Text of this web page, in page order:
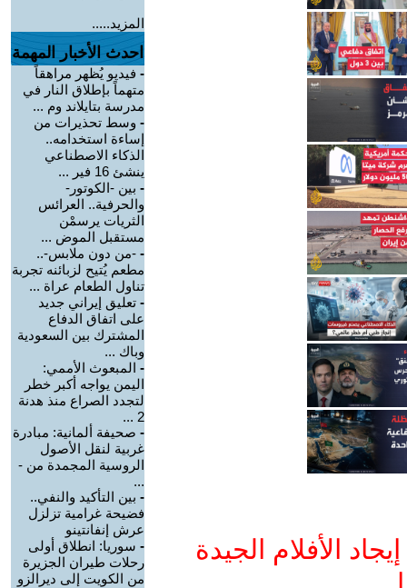
الأفلام الجيدة
المزيد.....
احدث الأخبار المهمة
- فيديو يُظهر مراهقاً
متهماً بإطلاق النار في
مدرسة بتايلاند وم ...
- وسط تحذيرات من
إساءة استخدامه..
الذكاء الاصطناعي
ينشئ 16 فير ...
- بين -الكوتور-
والحرفية.. العرائس
الثريات يرسمْن
مستقبل الموض ...
- -من دون ملابس-..
مطعم يُتيح لزبائنه تجربة
تناول الطعام عراة ...
- تعليق إيراني جديد
على اتفاق الدفاع
المشترك بين السعودية
وباك ...
- المبعوث الأممي:
اليمن يواجه أكبر خطر
لتجدد الصراع منذ هدنة
2 ...
- صحيفة ألمانية: مبادرة
غربية لنقل الأصول
الروسية المجمدة من -
...
- بين التأكيد والنفي..
فضيحة غرامية تزلزل
عرش إنفانتينو
- سوريا: انطلاق أولى
رحلات طيران الجزيرة
من الكويت إلى ديرالزو